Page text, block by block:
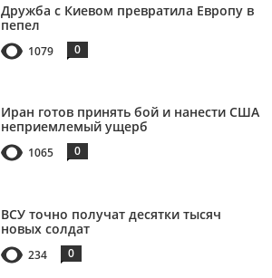
Дружба с Киевом превратила Европу в
пепел
1079 0
Иран готов принять бой и нанести США
неприемлемый ущерб
1065 0
ВСУ точно получат десятки тысяч
новых солдат
234 0